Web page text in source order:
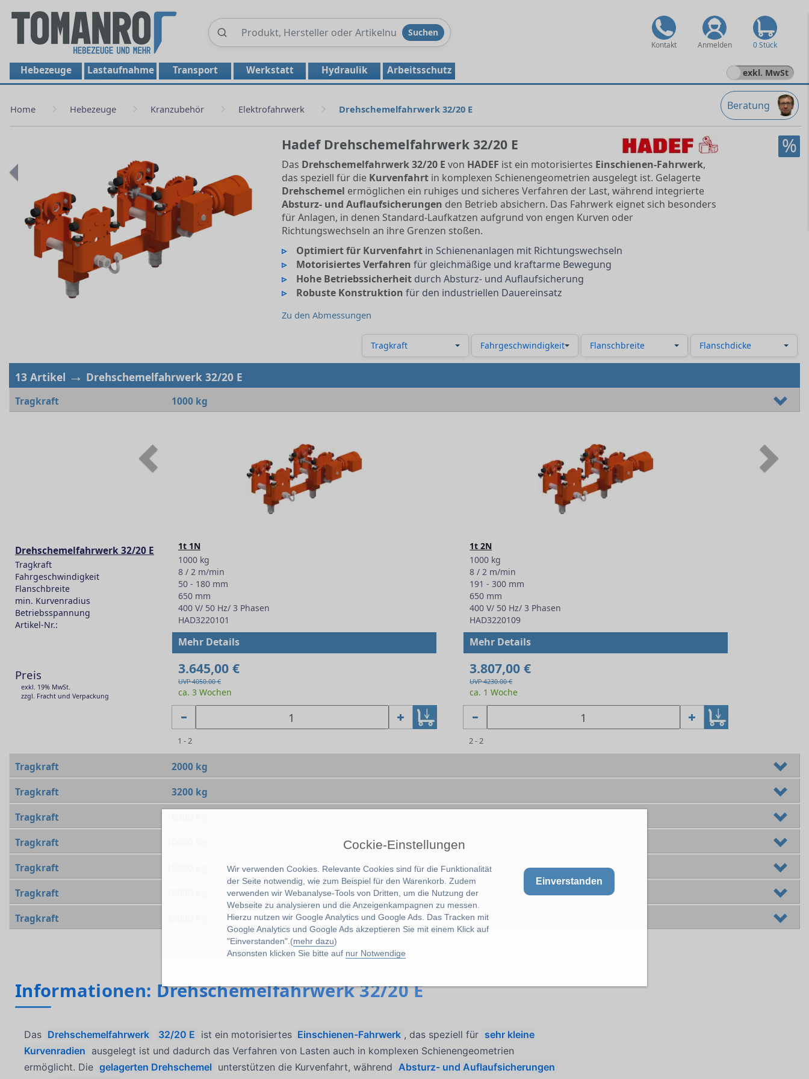
Cockie-Einstellungen
Wir verwenden Cookies. Relevante Cookies sind für die Funktionalität
der Seite notwendig, wie zum Beispiel für den Warenkorb. Zudem
verwenden wir Webanalyse-Tools von Dritten, um die Nutzung der
Webseite zu analysieren und die Anzeigenkampagnen zu messen.
Hierzu nutzen wir Google Analytics und Google Ads. Das Tracken mit
Google Analytics und Google Ads akzeptieren Sie mit einem Klick auf
"Einverstanden".(mehr dazu)
Ansonsten klicken Sie bitte auf nur Notwendige
Einverstanden
Produkte
Suchen
Kontakt Anmelden 0 Stück
Hebezeuge Lastaufnahme Transport Werkstatt Hydraulik Arbeitsschutz exkl. MwSt
Beratung
Home Hebezeuge Kranzubehör Elektrofahrwerk Drehschemelfahrwerk 32/20 E
%
Hadef Drehschemelfahrwerk 32/20 E
Das Drehschemelfahrwerk 32/20 E von HADEF ist ein motorisiertes Einschienen-Fahrwerk,
das speziell für die Kurvenfahrtin komplexen Schienengeometrien ausgelegt ist. Gelagerte
Drehschemel ermöglichen ein ruhiges und sicheres Verfahren der Last, während integrierte
Absturz- und Auflaufsicherungen den Betrieb absichern. Das Fahrwerk eignet sich besonders
für Anlagen, in denen Standard-Laufkatzen aufgrund von engen Kurven oder
Richtungswechseln an ihre Grenzen stoßen.
Optimiert für Kurvenfahrt in Schienenanlagen mit Richtungswechseln
Motorisiertes Verfahren für gleichmäßige und kraftarme Bewegung
Hohe Betriebssicherheit durch Absturz- und Auflaufsicherung
Robuste Konstruktion für den industriellen Dauereinsatz
Zu den Abmessungen
Tragkraft Fahrgeschwindigkeit Flanschbreite Flanschdicke
13 Artikel → Drehschemelfahrwerk 32/20 E
Tragkraft 1000 kg
Drehschemelfahrwerk 32/20 E
Tragkraft
Fahrgeschwindigkeit
Flanschbreite
min. Kurvenradius
Betriebsspannung
Artikel-Nr.:
Preis
exkl. 19% MwSt.
zzgl. Fracht und Verpackung
1t 1N
1000 kg
8 / 2 m/min
50 - 180 mm
650 mm
400 V/ 50 Hz/ 3 Phasen
HAD3220101
Mehr Details
3.645,00 €
UVP 4050.00 €
ca. 3 Wochen
1 - 2
1t 2N
1000 kg
8 / 2 m/min
191 - 300 mm
650 mm
400 V/ 50 Hz/ 3 Phasen
HAD3220109
Mehr Details
3.807,00 €
UVP 4230.00 €
ca. 1 Woche
2 - 2
Tragkraft 2000 kg
Tragkraft 3200 kg
Tragkraft
Tragkraft
Tragkraft
Tragkraft
Tragkraft
Informationen: Drehschemelfahrwerk 32/20 E
Das Drehschemelfahrwerk 32/20 E ist ein motorisiertes Einschienen-Fahrwerk , das speziell für sehr kleine
Kurvenradien ausgelegt ist und dadurch das Verfahren von Lasten auch in komplexen Schienengeometrien
ermöglicht. Die gelagerten Drehschemel unterstützen die Kurvenfahrt, während Absturz- und Auflaufsicherungen